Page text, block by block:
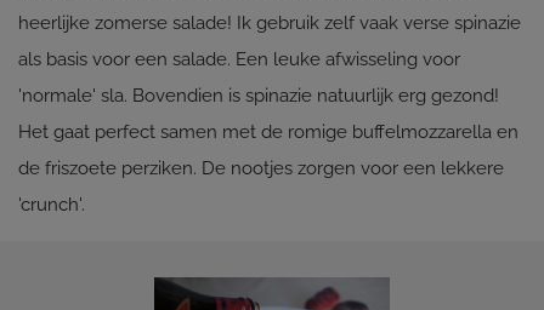
heerlijke zomerse salade! Ik gebruik zelf vaak verse spinazie
als basis voor een salade. Een leuke afwisseling voor
'normale' sla. Bovendien is spinazie natuurlijk erg gezond!
Het gaat perfect samen met de romige buffelmozzarella en
de friszoete perziken. De nootjes zorgen voor een lekkere
'crunch'.